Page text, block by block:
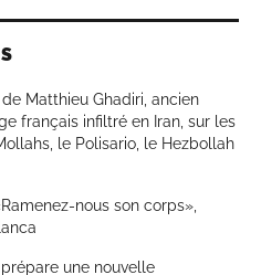
Matthieu Ghadiri, ancien
français infiltré en Iran, sur les
le Polisario, le Hezbollah
nous son corps»,
une nouvelle